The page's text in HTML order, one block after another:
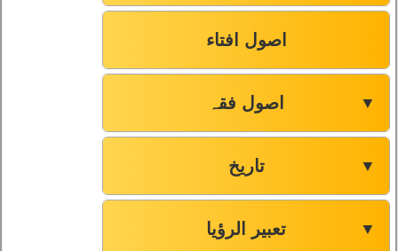
اصول افتاء
اصول فقہ ▼
تاریخ ▼
تعبیر الرؤیا ▼